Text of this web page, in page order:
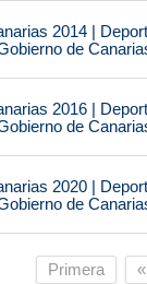
2014 |
de
2016 |
de
2020 |
de
Primera «